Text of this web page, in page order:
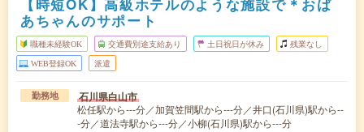
【時短OK】高級ホテルのような施設で＊おば
あちゃんのサポート
職種未経験OK 交通費別途支給あり 土日祝日が休み 残業なし
WEB登録OK 派遣
勤務地 石川県白山市
松任駅から---分／加賀笠間駅から---分／井口(石川県)駅から--
-分／道法寺駅から---分／小柳(石川県)駅から---分